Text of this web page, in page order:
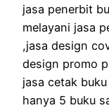
jasa penerbit
melayani jasa
,jasa design
design promo
jasa cetak
hanya 5 buku